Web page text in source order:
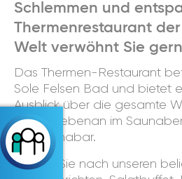
Schlemmen und
Thermenrestaurant der
Welt verwöhnt Sie
Das Thermen-Restaurant
Sole Felsen Bad und bietet
Ausblick über die gesamte
Gleich nebenan im
die Saunabar.
Fragen Sie nach unseren